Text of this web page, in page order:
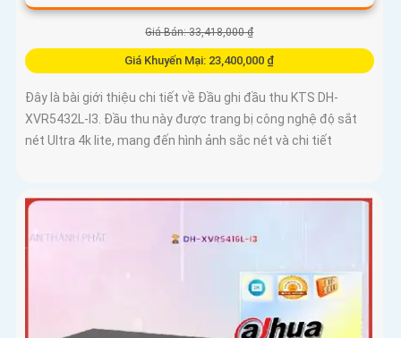
Giá Bán: 33,418,000 ₫
Giá Khuyến Mại: 23,400,000 ₫
Đây là bài giới thiệu chi tiết về Đầu ghi đầu thu KTS DH-
XVR5432L-I3. Đầu thu này được trang bị công nghệ độ sắt
nét Ultra 4k lite, mang đến hình ảnh sắc nét và chi tiết